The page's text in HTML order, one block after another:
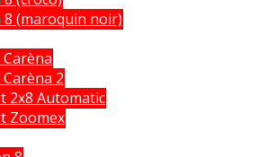
8 (maroquin noir)
Carèna
2
2x8 Automatic
Zoomex